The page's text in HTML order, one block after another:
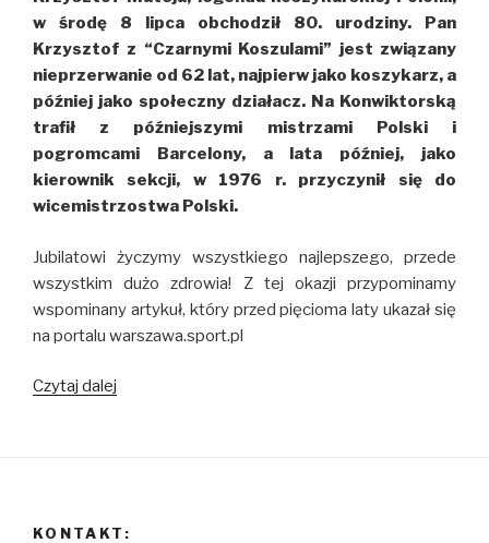
w środę 8 lipca obchodził 80. urodziny. Pan
Krzysztof z “Czarnymi Koszulami” jest związany
nieprzerwanie od 62 lat, najpierw jako koszykarz, a
później jako społeczny działacz. Na Konwiktorską
trafił z późniejszymi mistrzami Polski i
pogromcami Barcelony, a lata później, jako
kierownik sekcji, w 1976 r. przyczynił się do
wicemistrzostwa Polski.
Jubilatowi życzymy wszystkiego najlepszego, przede
wszystkim dużo zdrowia! Z tej okazji przypominamy
wspominany artykuł, który przed pięcioma laty ukazał się
na portalu warszawa.sport.pl
Czytaj dalej
KONTAKT: